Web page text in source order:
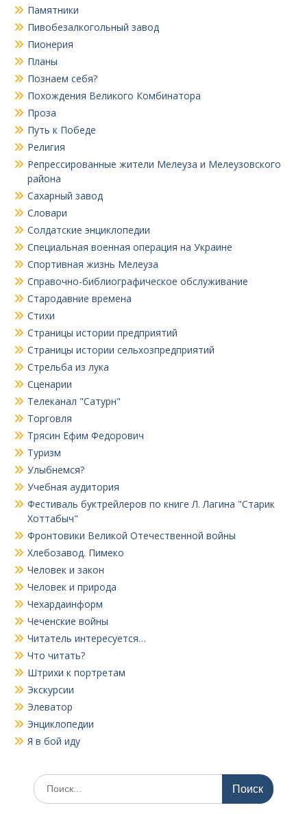
Памятники
Пивобезалкогольный завод
Пионерия
Планы
Познаем себя?
Похождения Великого Комбинатора
Проза
Путь к Победе
Религия
Репрессированные жители Мелеуза и Мелеузовского
района
Сахарный завод
Словари
Солдатские энциклопедии
Специальная военная операция на Украине
Спортивная жизнь Мелеуза
Справочно-библиографическое обслуживание
Стародавние времена
Стихи
Страницы истории предприятий
Страницы истории сельхозпредприятий
Стрельба из лука
Сценарии
Телеканал "Сатурн"
Торговля
Трясин Ефим Федорович
Туризм
Улыбнемся?
Учебная аудитория
Фестиваль буктрейлеров по книге Л. Лагина "Старик
Хоттабыч"
Фронтовики Великой Отечественной войны
Хлебозавод. Пимеко
Человек и закон
Человек и природа
Чехардаинформ
Чеченские войны
Читатель интересуется…
Что читать?
Штрихи к портретам
Экскурсии
Элеватор
Энциклопедии
Я в бой иду
Поиск
по: